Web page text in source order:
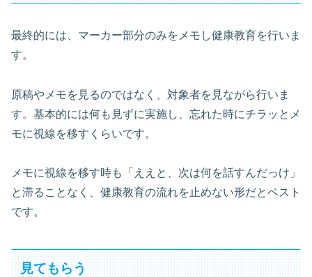
最終的には、マーカー部分のみをメモし健康教育を行いま
す。
原稿やメモを見るのではなく、対象者を見ながら行いま
す。基本的には何も見ずに実施し、忘れた時にチラッとメ
モに視線を移すくらいです。
メモに視線を移す時も「ええと、次は何を話すんだっけ」
と滞ることなく、健康教育の流れを止めない形だとベスト
です。
見てもらう